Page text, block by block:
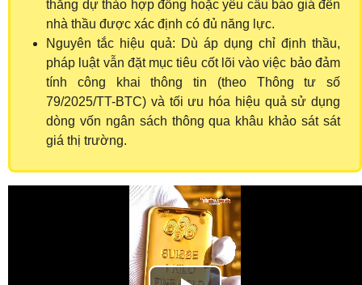
thẳng dự thảo hợp đồng hoặc yêu cầu báo giá đến
nhà thầu được xác định có đủ năng lực.
Nguyên tắc hiệu quả: Dù áp dụng chỉ định thầu,
pháp luật vẫn đặt mục tiêu cốt lõi vào việc bảo đảm
tính công khai thông tin (theo Thông tư số
79/2025/TT-BTC) và tối ưu hóa hiệu quả sử dụng
dòng vốn ngân sách thông qua khâu khảo sát sát
giá thị trường.